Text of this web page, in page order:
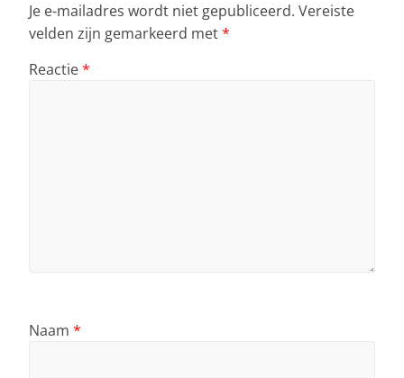
Je e-mailadres wordt niet gepubliceerd. Vereiste
velden zijn gemarkeerd met*
Reactie*
Naam *